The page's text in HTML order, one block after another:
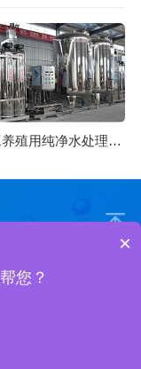
工业化工养殖用纯净水处理方法
×
您？